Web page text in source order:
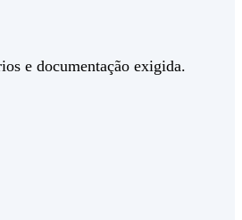
e documentação exigida.